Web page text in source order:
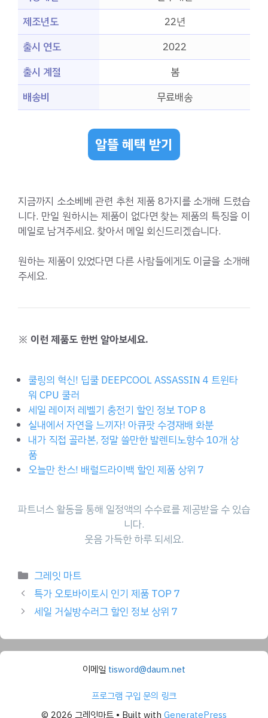
제조년도
22년
출시 연도
2022
출시 계절
봄
배송비
무료배송
알뜰 혜택 받기
지금까지 소소베베 관련 추천 제품 8가지를 소개해 드렸습
니다. 만일 원하시는 제품이 없다면 찾는 제품의 특징을 이
메일로 남겨주세요. 찾아서 메일 회신드리겠습니다.
원하는 제품이 있었다면 다른 사람들에게도 이글을 소개해
주세요.
※ 이런 제품도 한번 알아보세요.
쿨링의 혁신! 딥쿨 DEEPCOOL ASSASSIN 4 트윈타
워 CPU 쿨러
세일 레이저 레벨기 충전기 할인 정보 TOP 8
실내에서 자연을 느끼자! 아큐팟 수경재배 화분
내가 직접 골라본, 정말 쓸만한 발렌티노향수 10개 상
품
오늘만 찬스! 배럴드라이백 할인 제품 상위 7
파트너스 활동을 통해 일정액의 수수료를 제공받을 수 있습
니다.
웃음 가득한 하루 되세요.
Categories
그레잇 마트
특가 오토바이토시 인기 제품 TOP 7
세일 거실방수러그 할인 정보 상위 7
이메일 tisword@daum.net
프로그램 구입 문의 링크
© 2026 그레잇마트 • Built with GeneratePress